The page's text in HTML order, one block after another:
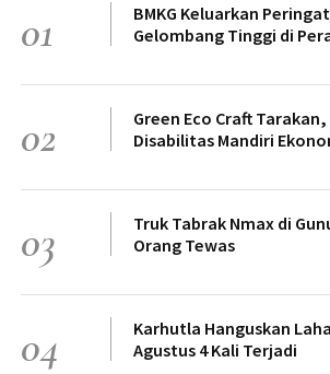
01
BMKG Keluarkan
Gelombang Tinggi di
02
Green Eco Craft
Disabilitas Mandiri
03
Truk Tabrak Nmax di
Orang Tewas
04
Karhutla Hanguskan
Agustus 4 Kali Terjadi